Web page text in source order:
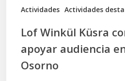
Actividades Actividades
Lof Winkül Küsra
apoyar audiencia
Osorno